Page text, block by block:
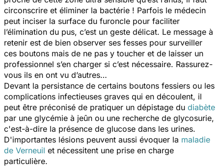
circonscrire et éliminer la bactérie ! Parfois le médecin
peut inciser la surface du furoncle pour faciliter
l’élimination du pus, c’est un geste délicat. Le message à
retenir est de bien observer ses fesses pour surveiller
ces boutons mais de ne pas y toucher et de laisser un
professionnel s’en charger si c’est nécessaire. Rassurez-
vous ils en ont vu d’autres…
Devant la persistance de certains boutons fessiers ou les
complications infectieuses graves qui en découlent, il
peut être préconisé de pratiquer un dépistage du diabète
par une glycémie à jeûn ou une recherche de glycosurie,
c'est-à-dire la présence de glucose dans les urines.
D'importantes lésions peuvent aussi évoquer la maladie
de Verneuil et nécessitent une prise en charge
particulière.